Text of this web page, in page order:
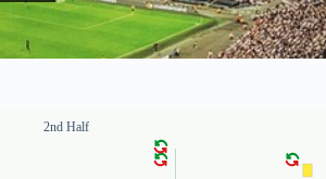
2nd Half